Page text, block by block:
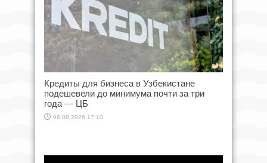
Кредиты для бизнеса в Узбекистане
подешевели до минимума почти за три
года — ЦБ
06.08.2026 17:10